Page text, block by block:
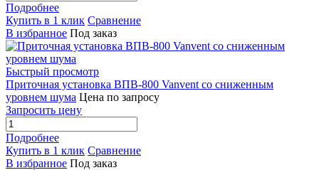
Подробнее
Купить в 1 клик Сравнение
В избранное Под заказ
Быстрый просмотр
Приточная установка ВПВ-800 Vanvent со сниженным
уровнем шума Цена по запросу
Запросить цену
Подробнее
Купить в 1 клик Сравнение
В избранное Под заказ